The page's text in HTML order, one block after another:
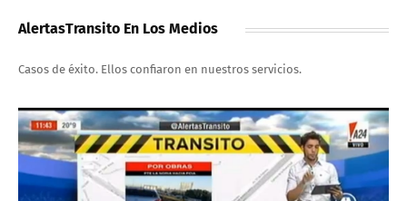
AlertasTransito En Los Medios
Casos de éxito. Ellos confiaron en nuestros servicios.